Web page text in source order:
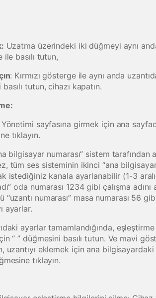
Uzatma üzerindeki iki düğmeyi aynı
ile basılı tutun,
: Kırmızı gösterge ile aynı anda
tutun, cihazı kapatın.
sayfasına girmek için ana
tıklayın.
bilgisayar numarası” sistem tarafından
tüm ses sisteminin ikinci “ana bilgisayar
istediğiniz kanala ayarlanabilir (1-3
oda numarası 1234 gibi çalışma
“uzantı numarası” masa numarası 56
ayarlar.
ayarlar tamamlandığında,
“ ” düğmesini basılı tutun. Ve mavi
uzantıyı eklemek için ana bilgisayardaki
tıklayın.